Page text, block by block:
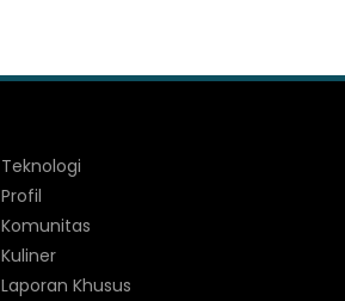
Teknologi
Profil
Komunitas
Kuliner
Laporan Khusus